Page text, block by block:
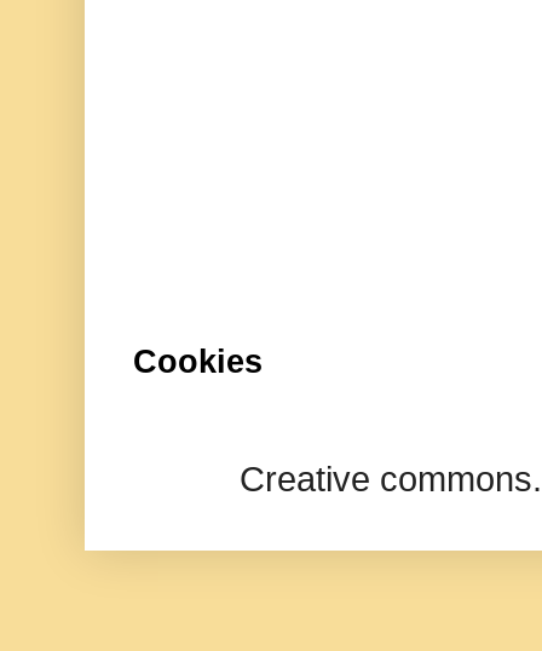
Cookies
Creative